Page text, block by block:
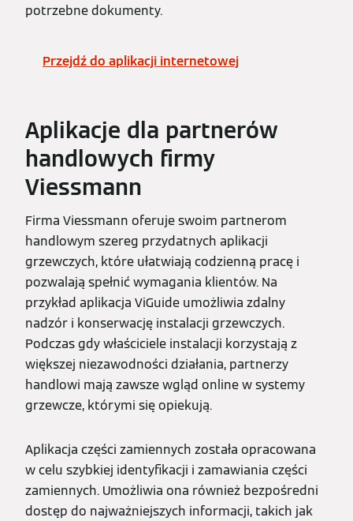
potrzebne dokumenty.
Przejdź do aplikacji internetowej
Aplikacje dla partnerów
handlowych firmy
Viessmann
Firma Viessmann oferuje swoim partnerom
handlowym szereg przydatnych aplikacji
grzewczych, które ułatwiają codzienną pracę i
pozwalają spełnić wymagania klientów. Na
przykład aplikacja ViGuide umożliwia zdalny
nadzór i konserwację instalacji grzewczych.
Podczas gdy właściciele instalacji korzystają z
większej niezawodności działania, partnerzy
handlowi mają zawsze wgląd online w systemy
grzewcze, którymi się opiekują.
Aplikacja części zamiennych została opracowana
w celu szybkiej identyfikacji i zamawiania części
zamiennych. Umożliwia ona również bezpośredni
dostęp do najważniejszych informacji, takich jak